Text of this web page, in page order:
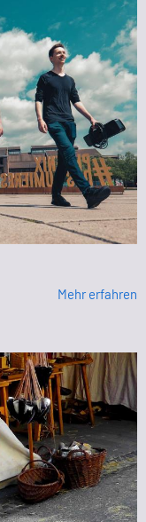
Mehr erfahren